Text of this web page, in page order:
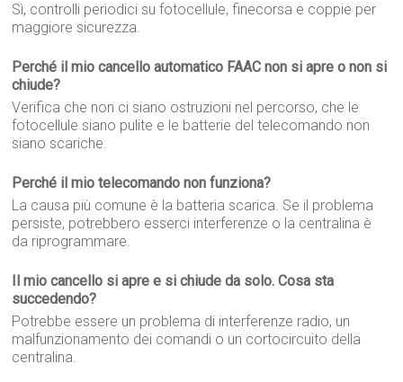
Sì, controlli periodici su fotocellule, finecorsa e coppie per
maggiore sicurezza.
Perché il mio cancello automatico FAAC non si apre o non si
chiude?
Verifica che non ci siano ostruzioni nel percorso, che le
fotocellule siano pulite e le batterie del telecomando non
siano scariche.
Perché il mio telecomando non funziona?
La causa più comune è la batteria scarica. Se il problema
persiste, potrebbero esserci interferenze o la centralina è
da riprogrammare.
Il mio cancello si apre e si chiude da solo. Cosa sta
succedendo?
Potrebbe essere un problema di interferenze radio, un
malfunzionamento dei comandi o un cortocircuito della
centralina.